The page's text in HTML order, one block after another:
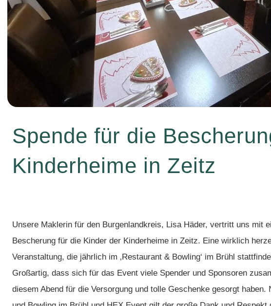
Spende für die
Kinderheime in Zeitz
Unsere Maklerin für den Burgenlandkreis, Lisa Häder, vertritt uns mit
Bescherung für die Kinder der Kinderheime in Zeitz. Eine wirklich
Veranstaltung, die jährlich im ‚Restaurant & Bowling‘ im Brühl
Großartig, dass sich für das Event viele Spender und Sponsoren
diesem Abend für die Versorgung und tolle Geschenke gesorgt haben.